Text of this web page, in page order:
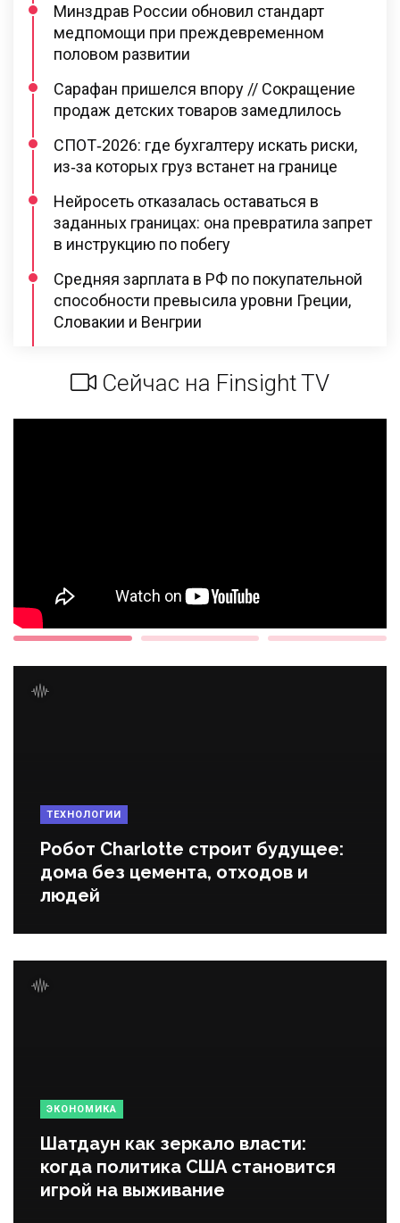
Минздрав России обновил стандарт
медпомощи при преждевременном
половом развитии
Сарафан пришелся впору // Сокращение
продаж детских товаров замедлилось
СПОТ‑2026: где бухгалтеру искать риски,
из‑за которых груз встанет на границе
Нейросеть отказалась оставаться в
заданных границах: она превратила запрет
в инструкцию по побегу
Средняя зарплата в РФ по покупательной
способности превысила уровни Греции,
Словакии и Венгрии
Сейчас на Finsight TV
ТЕХНОЛОГИИ
Робот Charlotte строит будущее:
дома без цемента, отходов и
людей
ЭКОНОМИКА
Шатдаун как зеркало власти:
когда политика США становится
игрой на выживание